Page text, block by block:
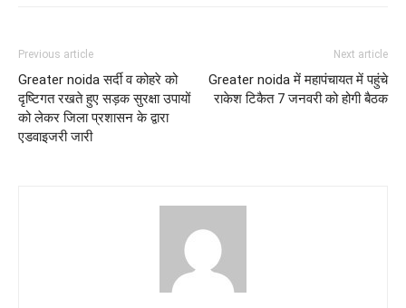
Previous article
Greater noida सर्दी व कोहरे को
दृष्टिगत रखते हुए सड़क सुरक्षा उपायों
को लेकर जिला प्रशासन के द्वारा
एडवाइजरी जारी
Next article
Greater noida में महापंचायत में पहुंचे
राकेश टिकैत 7 जनवरी को होगी बैठक